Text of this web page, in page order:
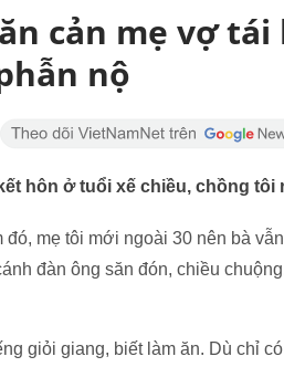
cản mẹ vợ
nộ
hôn ở tuổi xế chiều, chồng tôi
mẹ tôi mới ngoài 30 nên bà
đàn ông săn đón, chiều
giỏi giang, biết làm ăn. Dù chỉ